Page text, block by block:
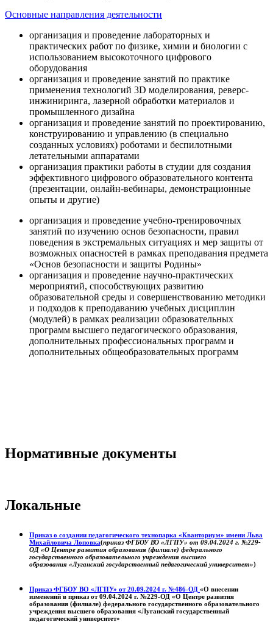
Основные направления деятельности
организация и проведение лабораторных и
практических работ по физике, химии и биологии с
использованием высокоточного цифрового
оборудования
организация и проведение занятий по практике
применения технологий 3D моделирования, реверс-
инжиниринга, лазерной обработки материалов и
промышленного дизайна
организация и проведение занятий по проектированию,
конструированию и управлению (в специально
созданных условиях) роботами и беспилотными
летательными аппаратами
организация практики работы в студии для создания
эффективного цифрового образовательного контента
(презентации, онлайн-вебинары, демонстрационные
опыты и другие)
организация и проведение учебно-тренировочных
занятий по изучению основ безопасности, правил
поведения в экстремальных ситуациях и мер защиты от
возможных опасностей в рамках преподавания предмета
«Основ безопасности и защиты Родины»
организация и проведение научно-практических
мероприятий, способствующих развитию
образовательной среды и совершенствованию методики
и подходов к преподаванию учебных дисциплин
(модулей) в рамках реализации образовательных
программ высшего педагогического образования,
дополнительных профессиональных программ и
дополнительных общеобразовательных программ
Нормативные документы
Локальные
Приказ о создании педагогического технопарка «Кванториум» имени Льва
Михайловича Лоповка(приказ ФГБОУ ВО «ЛГПУ» от 09.04.2024 г. №229-
ОД «О Центре развития образования (филиале) федерального
государственного образовательного учреждения высшего
образования «Луганский государственный педагогический университет»)
Приказ ФГБОУ ВО «ЛГПУ» от 20.09.2024 г. №486-ОД «О внесении
изменений в приказ от 09.04.2024 г. №229-ОД «О Центре развития
образования (филиале) федерального государственного образовательного
учреждения высшего образования «Луганский государственный
педагогический университет»